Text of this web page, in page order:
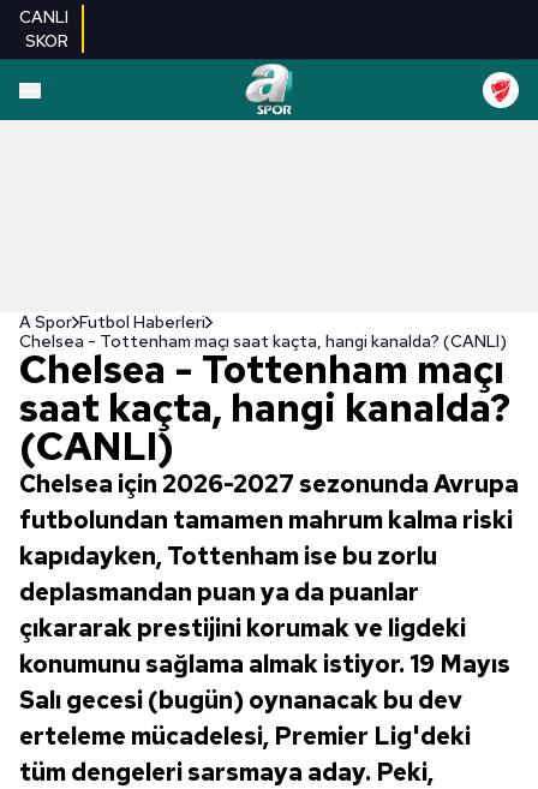
CANLI
SKOR
A Spor Futbol Haberleri
Chelsea - Tottenham maçı saat kaçta, hangi kanalda? (CANLI)
Chelsea - Tottenham maçı
saat kaçta, hangi kanalda?
(CANLI)
Chelsea için 2026-2027 sezonunda Avrupa
futbolundan tamamen mahrum kalma riski
kapıdayken, Tottenham ise bu zorlu
deplasmandan puan ya da puanlar
çıkararak prestijini korumak ve ligdeki
konumunu sağlama almak istiyor. 19 Mayıs
Salı gecesi (bugün) oynanacak bu dev
erteleme mücadelesi, Premier Lig'deki
tüm dengeleri sarsmaya aday. Peki,